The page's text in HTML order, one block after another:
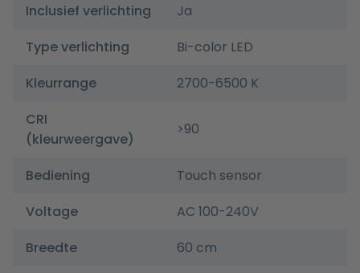
Inclusief verlichting
Ja
Type verlichting
Bi-color LED
Kleurrange
2700-6500 K
CRI
(kleurweergave)
>90
Bediening
Touch sensor
Voltage
AC 100-240V
Breedte
60 cm